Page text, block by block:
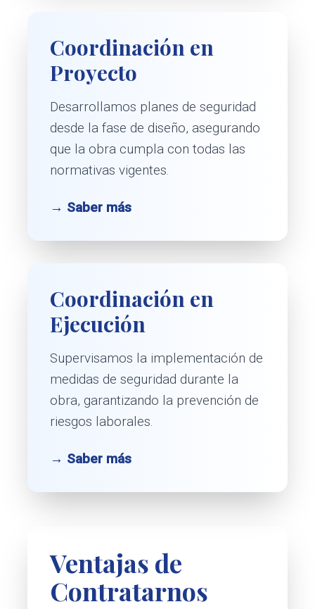
Coordinación en
Proyecto
Desarrollamos planes de seguridad
desde la fase de diseño, asegurando
que la obra cumpla con todas las
normativas vigentes.
→ Saber más
Coordinación en
Ejecución
Supervisamos la implementación de
medidas de seguridad durante la
obra, garantizando la prevención de
riesgos laborales.
→ Saber más
Ventajas de
Contratarnos